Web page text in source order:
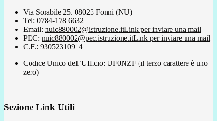
Via Sorabile 25, 08023 Fonni (NU)
Tel: 0784-178 6632
Email: nuic880002@istruzione.itLink per inviare una mail
PEC: nuic880002@pec.istruzione.itLink per inviare una mail
C.F.: 93052310914
Codice Unico dell’Ufficio: UF0NZF (il terzo carattere è uno
zero)
Sezione Link Utili